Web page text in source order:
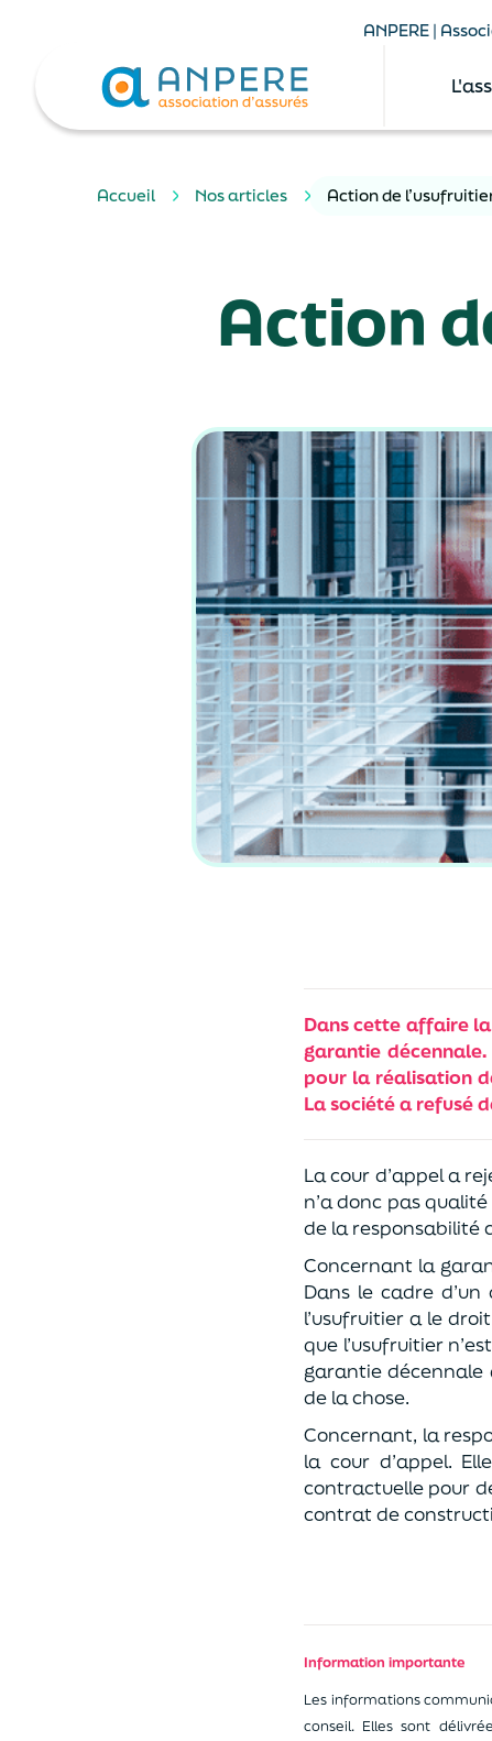
ANPERE |
Accueil Nos articles Action de
Action
Dans cette affaire
garantie
pour la réalisation
La société a refusé
La cour d’appel a
n’a donc pas
de la responsabilité
Concernant la
Dans le cadre
l’usufruitier a le
que l’usufruitier
garantie décennale
de la chose.
Concernant, la
la cour d’appel.
contractuelle pour
contrat de
Information importante
Les informations
conseil. Elles sont